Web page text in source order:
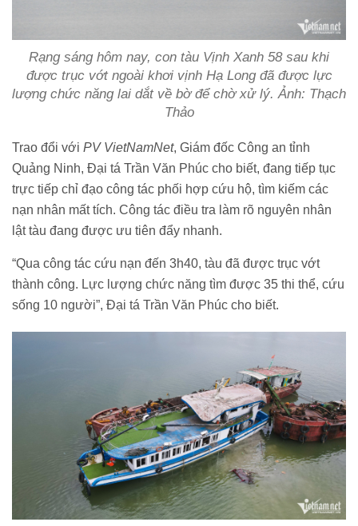
Rạng sáng hôm nay, con tàu Vịnh Xanh 58 sau khi
được trục vớt ngoài khơi vịnh Hạ Long đã được lực
lượng chức năng lai dắt về bờ để chờ xử lý. Ảnh: Thạch
Thảo
Trao đổi với PV VietNamNet, Giám đốc Công an tỉnh
Quảng Ninh, Đại tá Trần Văn Phúc cho biết, đang tiếp tục
trực tiếp chỉ đạo công tác phối hợp cứu hộ, tìm kiếm các
nạn nhân mất tích. Công tác điều tra làm rõ nguyên nhân
lật tàu đang được ưu tiên đẩy nhanh.
“Qua công tác cứu nạn đến 3h40, tàu đã được trục vớt
thành công. Lực lượng chức năng tìm được 35 thi thể, cứu
sống 10 người”, Đại tá Trần Văn Phúc cho biết.